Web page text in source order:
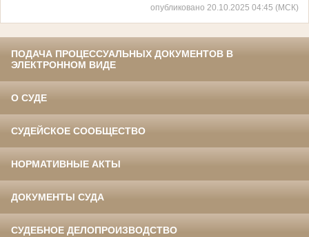
опубликовано 20.10.2025 04:45 (МСК)
ПОДАЧА ПРОЦЕССУАЛЬНЫХ ДОКУМЕНТОВ В
ЭЛЕКТРОННОМ ВИДЕ
О СУДЕ
СУДЕЙСКОЕ СООБЩЕСТВО
НОРМАТИВНЫЕ АКТЫ
ДОКУМЕНТЫ СУДА
СУДЕБНОЕ ДЕЛОПРОИЗВОДСТВО